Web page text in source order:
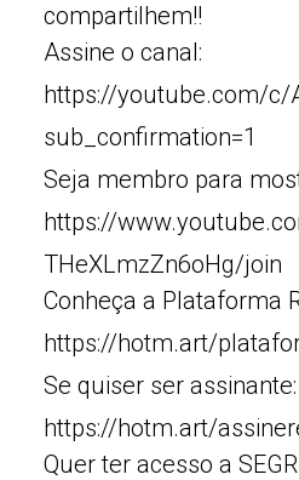
compartilhem!!
Assine o canal:
https://youtube.com/c/
sub_confirmation=1
Seja membro para
https://
THeXLmzZn6oHg/join
Conheça a Plataforma
https://hotm.art/
Se quiser ser assinante:
https://hotm.art/
Quer ter acesso a